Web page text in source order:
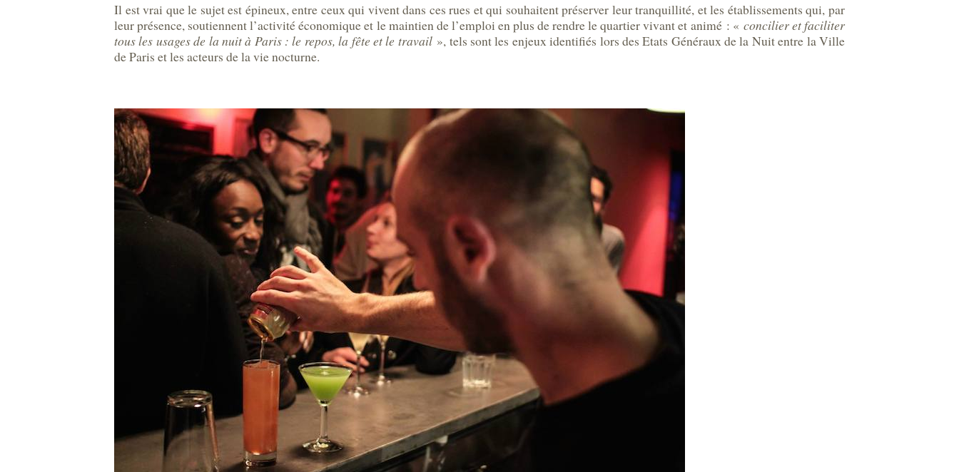
Il est vrai que le sujet est épineux, entre ceux qui vivent dans ces rues et qui souhaitent préserver leur tranquillité, et les établissements qui, par
leur présence, soutiennent l’activité économique et le maintien de l’emploi en plus de rendre le quartier vivant et animé : « concilier et faciliter
tous les usages de la nuit à Paris : le repos, la fête et le travail», tels sont les enjeux identifiés lors des Etats Généraux de la Nuit entre la Ville
de Paris et les acteurs de la vie nocturne.